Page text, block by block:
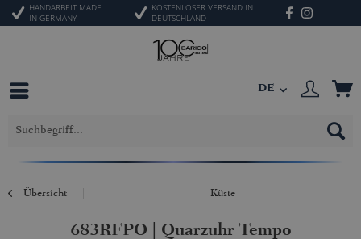
HANDARBEIT MADE
IN GERMANY
KOSTENLOSER VERSAND IN
DEUTSCHLAND
DE
Übersicht Küste
683RFPO | Quarzuhr Tempo